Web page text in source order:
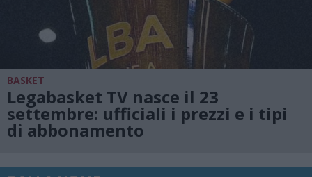
BASKET
Legabasket TV nasce il 23
settembre: ufficiali i prezzi e i tipi
di abbonamento